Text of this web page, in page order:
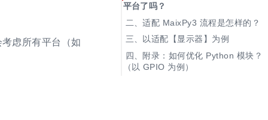
虑所有平台（如
平台了吗？
适配 MaixPy3 流程是怎样的？
以适配【显示器】为例
准备 Linux / Python3 /
pillow 等基础功能模块
附录：如何优化 Python 模块？
（以 GPIO 为例）